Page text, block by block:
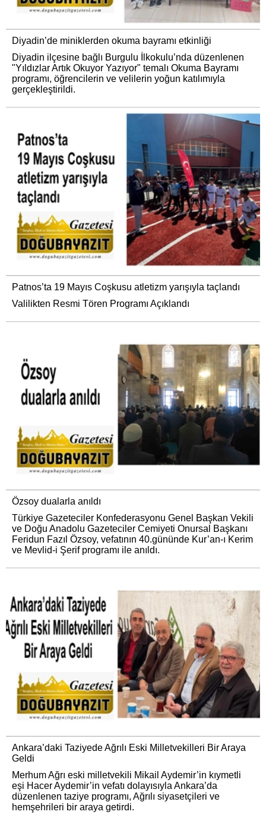
Diyadin’de miniklerden okuma bayramı etkinliği
Diyadin ilçesine bağlı Burgulu İlkokulu’nda düzenlenen
"Yıldızlar Artık Okuyor Yazıyor" temalı Okuma Bayramı
programı, öğrencilerin ve velilerin yoğun katılımıyla
gerçekleştirildi.
Patnos’ta 19 Mayıs Coşkusu atletizm yarışıyla taçlandı
Valilikten Resmi Tören Programı Açıklandı
Özsoy dualarla anıldı
Türkiye Gazeteciler Konfederasyonu Genel Başkan Vekili
ve Doğu Anadolu Gazeteciler Cemiyeti Onursal Başkanı
Feridun Fazıl Özsoy, vefatının 40.gününde Kur’an-ı Kerim
ve Mevlid-i Şerif programı ile anıldı.
Ankara’daki Taziyede Ağrılı Eski Milletvekilleri Bir Araya
Geldi
Merhum Ağrı eski milletvekili Mikail Aydemir’in kıymetli
eşi Hacer Aydemir’in vefatı dolayısıyla Ankara’da
düzenlenen taziye programı, Ağrılı siyasetçileri ve
hemşehrileri bir araya getirdi.